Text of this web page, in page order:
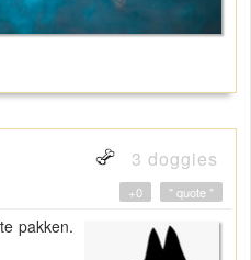
3 doggies
" quote "
+0
pakken.